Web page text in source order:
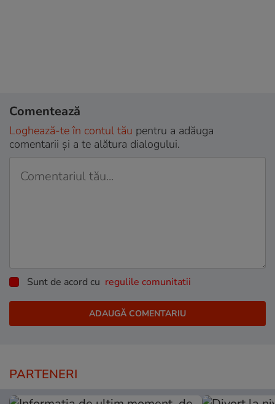
Comentează
Loghează-te în contul tău pentru a adăuga
comentarii și a te alătura dialogului.
Sunt de acord cu regulile comunitatii
PARTENERI